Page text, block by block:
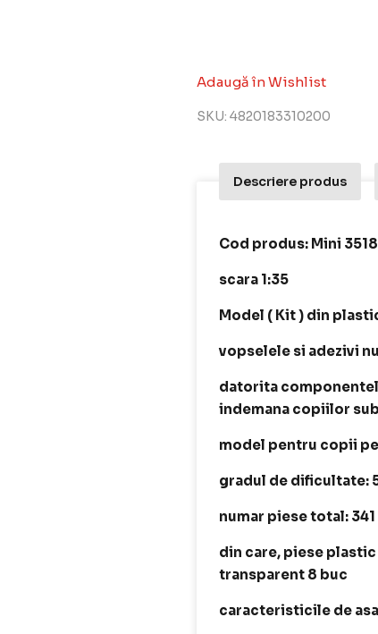
Adaugă în Wishlist
SKU: 4820183310200
Descriere produs
Cod produs: Mini
scara 1:35
Model ( Kit ) din
vopselele si adezivi
datorita
indemana copiilor
model pentru copii
gradul de dificultate:
numar piese total:
din care, piese
transparent 8 buc
caracteristicile de